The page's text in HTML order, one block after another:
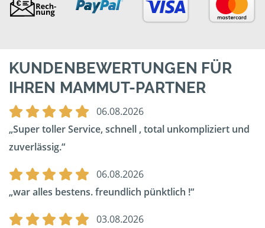
KUNDENBEWERTUNGEN FÜR
IHREN MAMMUT-PARTNER
06.08.2026
Super toller Service, schnell , total unkompliziert und
zuverlässig.
06.08.2026
war alles bestens. freundlich pünktlich !
03.08.2026